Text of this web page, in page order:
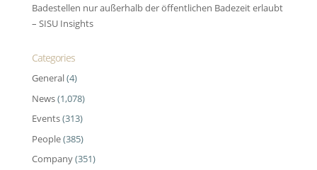
Badestellen nur außerhalb der öffentlichen Badezeit erlaubt
– SISU Insights
Categories
General(4)
News(1,078)
Events(313)
People(385)
Company(351)